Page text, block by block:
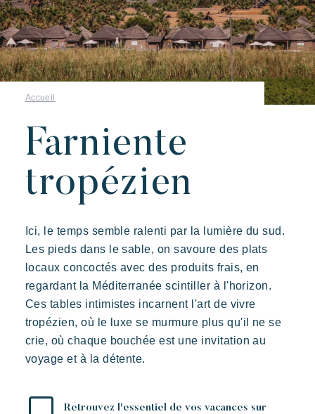
Nos villages
Prairies de la Mer
Des Lodges d’inspiration polynésienne avec une vue
imprenable sur Saint Tropez
L'expérience Riviera Villages
L'Art de recevoir
L'ambiance des Villages
Vivre la Riviera
Vos prochaines vacances
Vivre l'aventure
Prendre le temps
Evénements & festivals
L'application mobile Riviera Villages
Nous contacter
Accueil
Farniente
tropézien
Ici, le temps semble ralenti par la lumière du sud.
Les pieds dans le sable, on savoure des plats
locaux concoctés avec des produits frais, en
regardant la Méditerranée scintiller à l'horizon.
Ces tables intimistes incarnent l'art de vivre
tropézien, où le luxe se murmure plus qu'il ne se
crie, où chaque bouchée est une invitation au
voyage et à la détente.
Retrouvez l'essentiel de vos vacances sur